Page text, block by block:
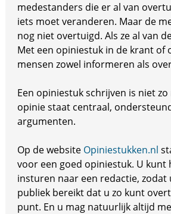
medestanders die er al van
iets moet veranderen. Maar de
nog niet overtuigd. Als ze al van
Met een opiniestuk in de krant of
mensen zowel informeren als
Een opiniestuk schrijven is niet
opinie staat centraal,
argumenten.
Op de website Opiniestukken.nl
voor een goed opiniestuk. U kunt
insturen naar een redactie, zodat
publiek bereikt dat u zo kunt
punt. En u mag natuurlijk altijd